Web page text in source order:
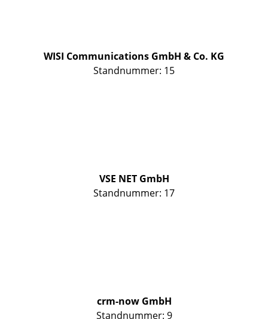
WISI Communications GmbH & Co. KG
Standnummer: 15
VSE NET GmbH
Standnummer: 17
crm-now GmbH
Standnummer: 9